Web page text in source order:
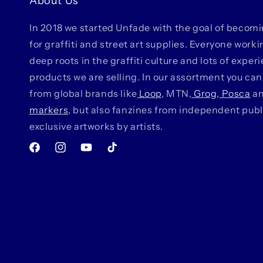
In 2018 we started Unfade with the goal of
for graffiti and street art supplies. Everyone
deep roots in the graffiti culture and lots of
products we are selling. In our assortment you
from global brands like Loop, MTN, Grog, Posca
markers, but also fanzines from independent
exclusive artworks by artists.
FacebookInstagramYouTubeTikTok